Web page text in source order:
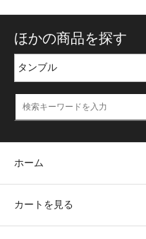
ほかの商品を探す
ホーム
カートを見る